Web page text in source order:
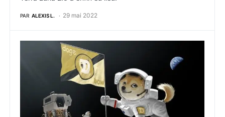
PAR ALEXIS L. 29 mai 2022
DOGE : Elon Musk annonce que SpaceX va accepter